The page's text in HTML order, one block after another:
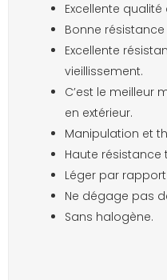
Excellente
Bonne
Excellente
vieillissement.
C’est le meilleur
en extérieur.
Manipulation et
Haute
Léger par
Ne dégage pas
Sans halogène.